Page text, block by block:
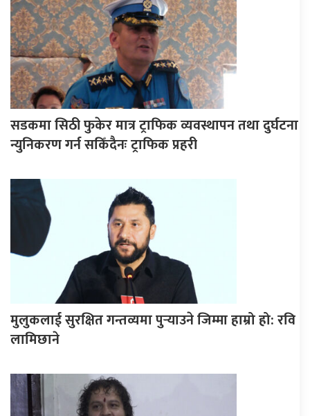
सडकमा सिठी फुकेर मात्र ट्राफिक व्यवस्थापन तथा दुर्घटना
न्युनिकरण गर्न सकिँदैनः ट्राफिक प्रहरी
मुलुकलाई सुरक्षित गन्तव्यमा पुर्‍याउने जिम्मा हाम्रो हो: रवि
लामिछाने